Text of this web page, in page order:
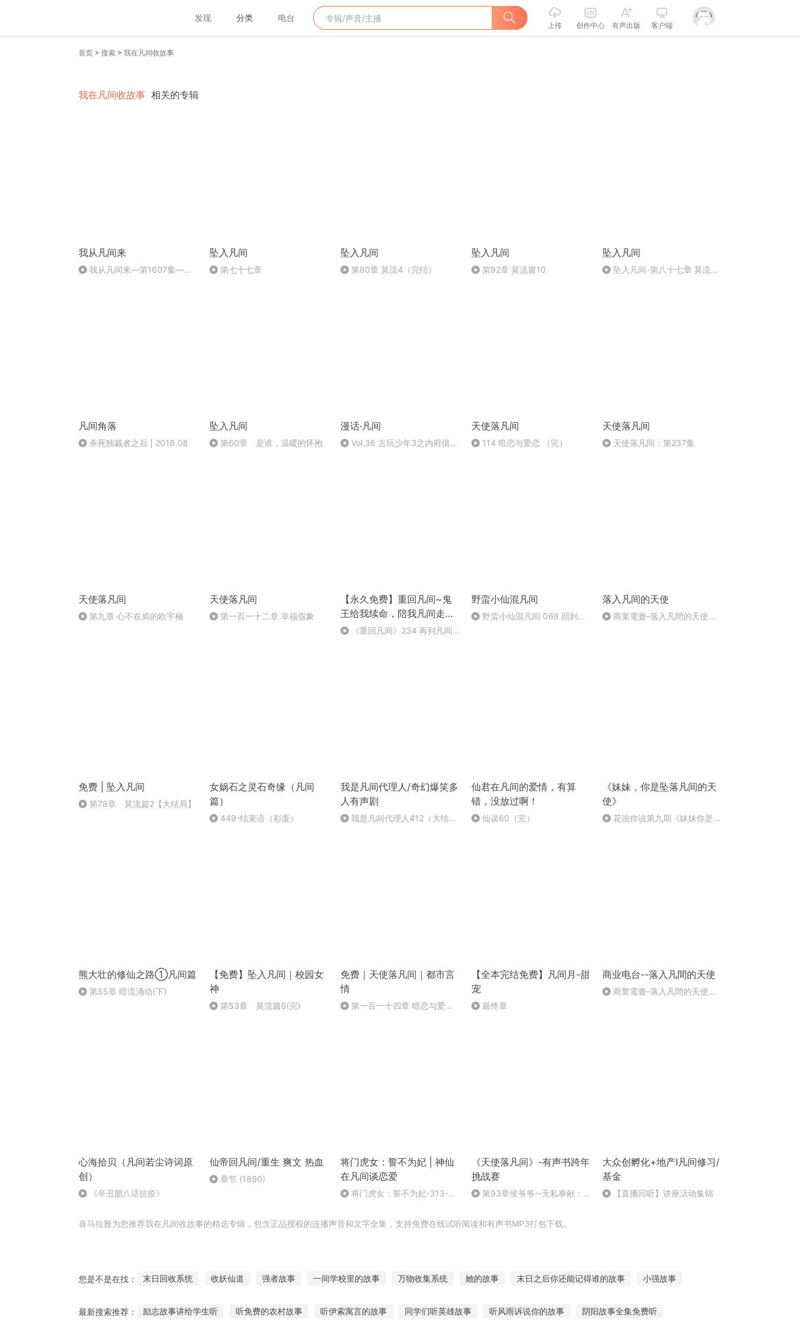
发现 分类 电台
上传 创作中心 有声出版 客户端
首页 > 搜索 > 我在凡间收故事
我在凡间收故事 相关的专辑
我从凡间来
我从凡间来—第1607集——
坠入凡间
第七十七章
坠入凡间
第80章 莫流4（完结）
坠入凡间
第92章 莫流篇10
坠入凡间
坠入凡间-第八十七章 莫流篇
凡间角落
杀死独裁者之后 | 2018.08
坠入凡间
第60章 是谁，温暖的怀抱
漫话·凡间
Vol.36 古玩少年3之内府俱乐
天使落凡间
114 暗恋与爱恋 （完）
天使落凡间
天使落凡间：第237集
天使落凡间
第九章 心不在焉的欧宇楠
天使落凡间
第一百一十二章 幸福假象
【永久免费】重回凡间~鬼
王给我续命，陪我凡间走一
遭
《重回凡间》234 再到凡间
野蛮小仙混凡间
野蛮小仙混凡间 068 回到天
落入凡间的天使
商業電臺-落入凡間的天使
免费 | 坠入凡间
第78章 莫流篇2【大结局】
女娲石之灵石奇缘（凡间
篇）
449-结束语（彩蛋）
我是凡间代理人/奇幻爆笑多
人有声剧
我是凡间代理人412（大结
仙君在凡间的爱情，有算
错，没放过啊！
仙误60（完）
《妹妹，你是坠落凡间的天
使》
花说你说第九期《妹妹你是坠
熊大壮的修仙之路①凡间篇
第55章 暗流涌动(下)
【免费】坠入凡间｜校园女
神
第53章 莫流篇6(完)
免费｜天使落凡间｜都市言
情
第一百一十四章 暗恋与爱恋
【全本完结免费】凡间月-甜
宠
最终章
商业电台--落入凡間的天使
商業電臺-落入凡間的天使
心海拾贝（凡间若尘诗词原
创）
《辛丑腊八话抗疫》
仙帝回凡间/重生 爽文 热血
章节 (1890)
将门虎女：誓不为妃 | 神仙
在凡间谈恋爱
将门虎女：誓不为妃-313-一
《天使落凡间》-有声书跨年
挑战赛
第93章侯爷爷--无私奉献：
大众创孵化+地产Ⅰ凡间修习/
基金
【直播回听】讲座活动集锦
喜马拉雅为您推荐我在凡间收故事的精选专辑，包含正品授权的连播声音和文字全集，支持免费在线试听阅读和有声书MP3打包下载。
您是不是在找： 末日回收系统 收妖仙道 强者故事 一间学校里的故事 万物收集系统 她的故事 末日之后你还能记得谁的故事 小强故事
最新搜索推荐： 励志故事讲给学生听 听免费的农村故事 听伊索寓言的故事 同学们听英雄故事 听风雨诉说你的故事 阴阳故事全集免费听